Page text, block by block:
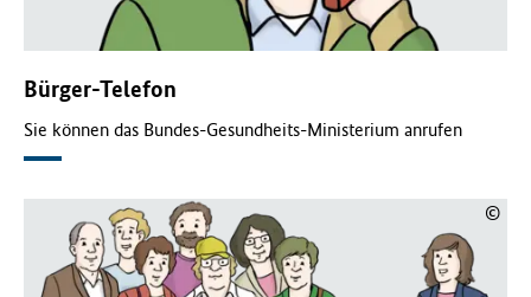
Bürger-Telefon
Sie können das Bundes-Gesundheits-Ministerium anrufen
©